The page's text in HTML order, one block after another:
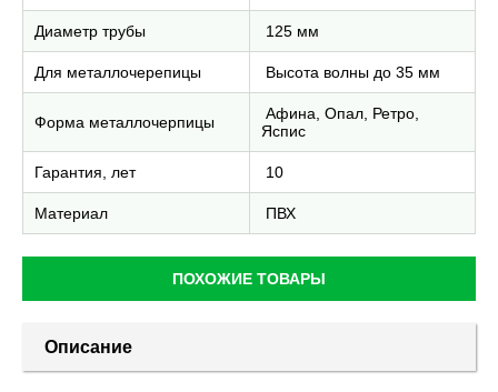
Диаметр трубы 125 мм
Для металлочерепицы Высота волны до 35 мм
Форма металлочерпицы
Афина, Опал, Ретро,
Яспис
Гарантия, лет 10
Материал ПВХ
ПОХОЖИЕ ТОВАРЫ
Описание